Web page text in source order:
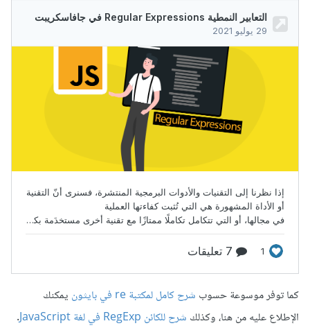
كما توفر موسوعة حسوبشرح كامل لمكتبة re في بايثون
يمكنك
الإطلاع عليه من هنا، وكذلك شرح للكائن RegExp في لغة JavaScript .